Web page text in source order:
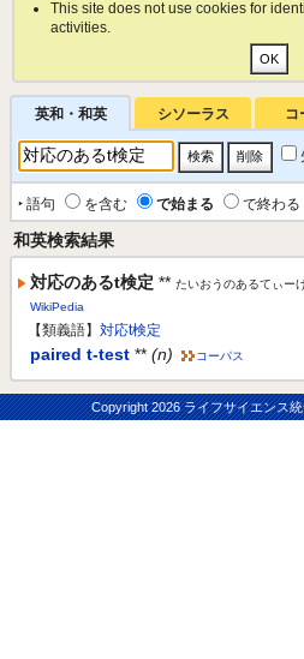
This site does not use cookies for
activities.
英和・和英 シソーラス コ
‣ 語句 を含む で始まる で終わる
和英検索結果
対応のあるt検定 ** たいおうのあるてぃー
WikiPedia
【類義語】 対応t検定
paired t-test ** (n) コーパス
Copyright2026 ライフサイエンス